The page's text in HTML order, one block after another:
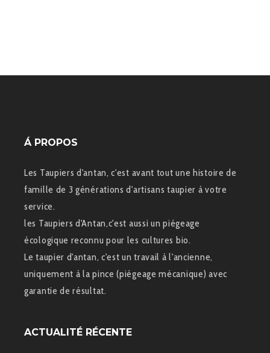
Á PROPOS
Les Taupiers d'antan, c'est avant tout une histoire de
famille de 3 générations d'artisans taupier à votre
service.
les Taupiers d'Antan,c'est aussi un piégeage
écologique reconnu pour les cultures bio.
Le taupier d'antan, c'est un travail à l'ancienne,
uniquement à la pince (piégeage mécanique) avec
garantie de résultat.
ACTUALITÉ RÉCENTE